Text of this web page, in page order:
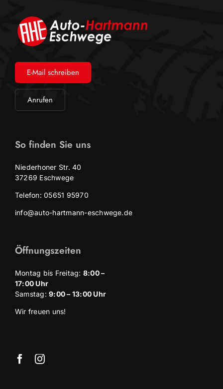
E-Mail schreiben
Anrufen
So finden Sie uns
Niederhoner Str. 40
37269 Eschwege
Telefon: 05651 95970
info@auto-hartmann-eschwege.de
Öffnungszeiten
Montag bis Freitag: 8:00 –
17:00 Uhr
Samstag:9:00 – 13:00 Uhr
Wir freuen uns!